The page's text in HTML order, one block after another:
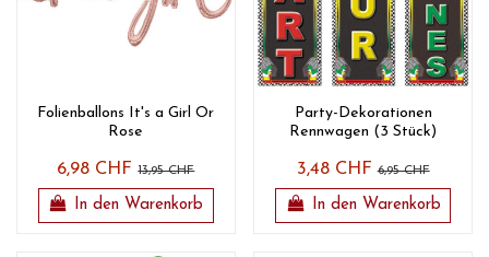
Folienballons It's a Girl Or
Rose
6,98 CHF13,95 CHF
In den Warenkorb
Party-Dekorationen
Rennwagen (3 Stück)
3,48 CHF6,95 CHF
In den Warenkorb